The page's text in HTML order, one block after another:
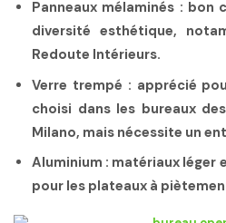
Panneaux mélaminés : bon
diversité esthétique,
Redoute Intérieurs.
Verre trempé : apprécié
choisi dans les bureaux
Milano, mais nécessite un
Aluminium : matériaux léger
pour les plateaux à